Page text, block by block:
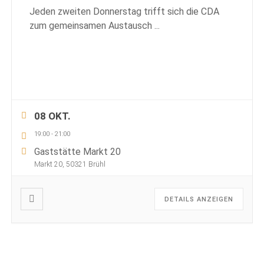
Jeden zweiten Donnerstag trifft sich die CDA
zum gemeinsamen Austausch...
08 OKT.
19:00 -21:00
Gaststätte Markt 20
Markt 20, 50321 Brühl
DETAILS ANZEIGEN